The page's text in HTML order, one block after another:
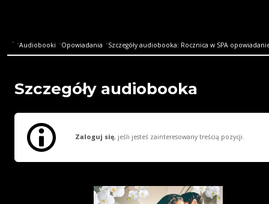
Audiobooki Opowiadania Szczegóły audiobooka: Rocznica w SPA
Szczegóły audiobooka
Zaloguj się, jeśli jesteś zainteresowany treścią pozycji.